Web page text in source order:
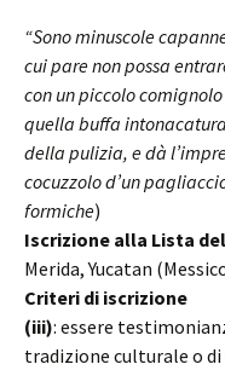
“Sono minuscole
cui pare non possa
con un piccolo
quella buffa
della pulizia, e dà
cocuzzolo d’un
formiche)
Iscrizione alla Lista
Merida, Yucatan
Criteri di iscrizione
(iii): essere
tradizione culturale o